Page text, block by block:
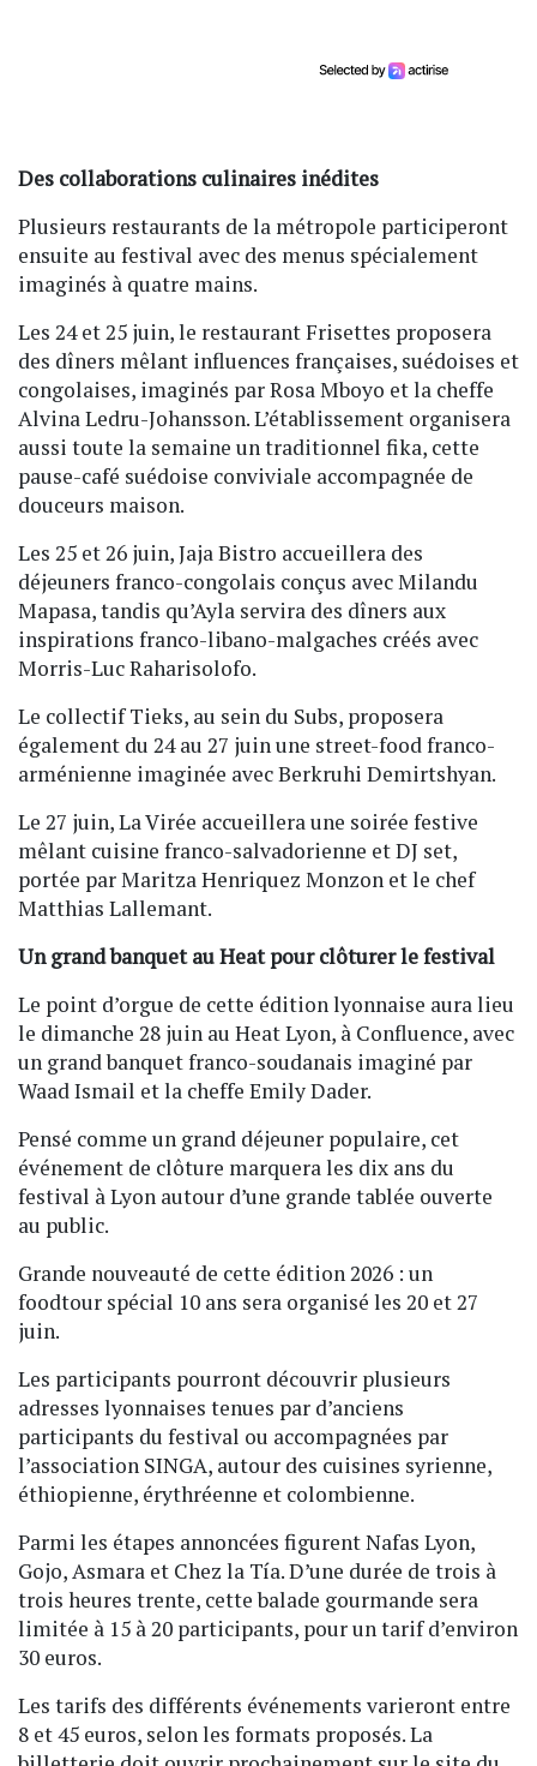
Des collaborations culinaires inédites
Plusieurs restaurants de la métropole participeront
ensuite au festival avec des menus spécialement
imaginés à quatre mains.
Les 24 et 25 juin, le restaurant Frisettes proposera
des dîners mêlant influences françaises, suédoises et
congolaises, imaginés par Rosa Mboyo et la cheffe
Alvina Ledru-Johansson. L’établissement organisera
aussi toute la semaine un traditionnel fika, cette
pause-café suédoise conviviale accompagnée de
douceurs maison.
Les 25 et 26 juin, Jaja Bistro accueillera des
déjeuners franco-congolais conçus avec Milandu
Mapasa, tandis qu’Ayla servira des dîners aux
inspirations franco-libano-malgaches créés avec
Morris-Luc Raharisolofo.
Le collectif Tieks, au sein du Subs, proposera
également du 24 au 27 juin une street-food franco-
arménienne imaginée avec Berkruhi Demirtshyan.
Le 27 juin, La Virée accueillera une soirée festive
mêlant cuisine franco-salvadorienne et DJ set,
portée par Maritza Henriquez Monzon et le chef
Matthias Lallemant.
Un grand banquet au Heat pour clôturer le festival
Le point d’orgue de cette édition lyonnaise aura lieu
le dimanche 28 juin au Heat Lyon, à Confluence, avec
un grand banquet franco-soudanais imaginé par
Waad Ismail et la cheffe Emily Dader.
Pensé comme un grand déjeuner populaire, cet
événement de clôture marquera les dix ans du
festival à Lyon autour d’une grande tablée ouverte
au public.
Grande nouveauté de cette édition 2026 : un
foodtour spécial 10 ans sera organisé les 20 et 27
juin.
Les participants pourront découvrir plusieurs
adresses lyonnaises tenues par d’anciens
participants du festival ou accompagnées par
l’association SINGA, autour des cuisines syrienne,
éthiopienne, érythréenne et colombienne.
Parmi les étapes annoncées figurent Nafas Lyon,
Gojo, Asmara et Chez la Tía. D’une durée de trois à
trois heures trente, cette balade gourmande sera
limitée à 15 à 20 participants, pour un tarif d’environ
30 euros.
Les tarifs des différents événements varieront entre
8 et 45 euros, selon les formats proposés. La